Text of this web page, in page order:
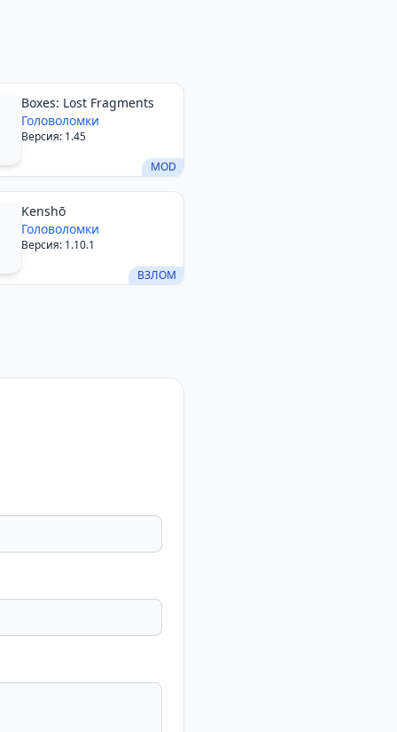
MOD
Boxes: Lost Fragments
Головоломки
Версия: 1.45
ВЗЛОМ
Kenshō
Головоломки
Версия: 1.10.1